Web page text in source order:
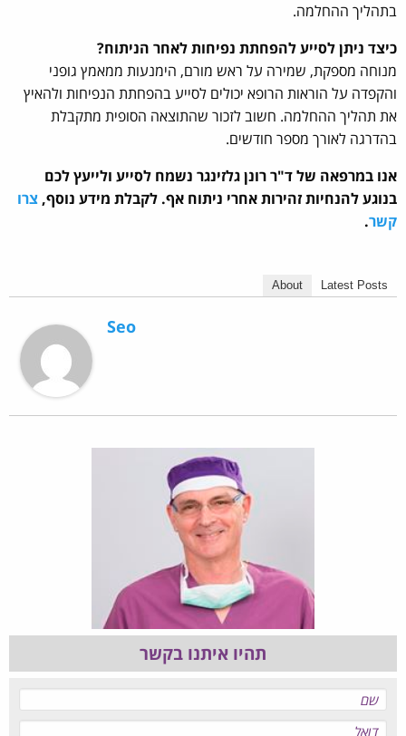
בתהליך ההחלמה.
כיצד ניתן לסייע להפחתת נפיחות לאחר הניתוח?
מנוחה מספקת, שמירה על ראש מורם, הימנעות ממאמץ גופני
והקפדה על הוראות הרופא יכולים לסייע בהפחתת הנפיחות ולהאיץ
את תהליך ההחלמה. חשוב לזכור שהתוצאה הסופית מתקבלת
בהדרגה לאורך מספר חודשים.
אנו במרפאה של ד"ר רונן גלזינגר נשמח לסייע ולייעץ לכם
בנוגע להנחיות זהירות אחרי ניתוח אף. לקבלת מידע נוסף, צרו
קשר.
About Latest Posts
Seo
תהיו איתנו בקשר